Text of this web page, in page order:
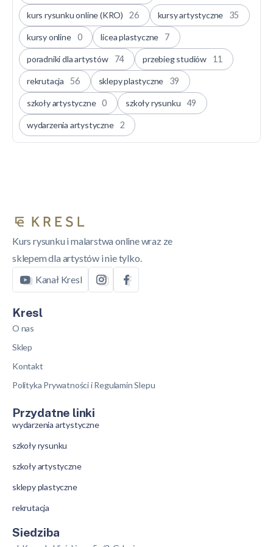
kurs rysunku online (KRO) 26 kursy artystyczne 35
kursy online 0 licea plastyczne 7
poradniki dla artystów 74 przebieg studiów 11
rekrutacja 56 sklepy plastyczne 39
szkoły artystyczne 0 szkoły rysunku 49
wydarzenia artystyczne 2
Kurs rysunku i malarstwa online wraz ze
sklepem dla artystów i nie tylko.
Kanał Kresl
Kresl
O nas
Sklep
Kontakt
Polityka Prywatności i Regulamin Slepu
Przydatne linki
wydarzenia artystyczne
szkoły rysunku
szkoły artystyczne
sklepy plastyczne
rekrutacja
Siedziba